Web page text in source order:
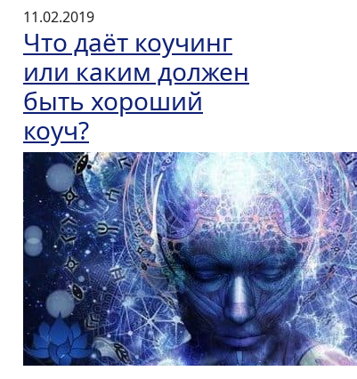
11.02.2019
Что даёт коучинг
или каким должен
быть хороший
коуч?